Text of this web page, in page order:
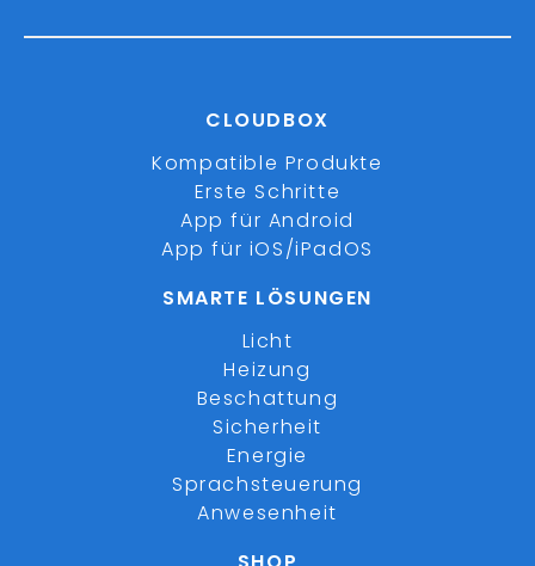
CLOUDBOX
Kompatible Produkte
Erste Schritte
App für Android
App für iOS/iPadOS
SMARTE LÖSUNGEN
Licht
Heizung
Beschattung
Sicherheit
Energie
Sprachsteuerung
Anwesenheit